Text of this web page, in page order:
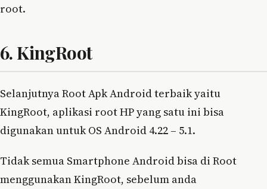
root.
6. KingRoot
Selanjutnya Root Apk Android terbaik yaitu
KingRoot, aplikasi root HP yang satu ini bisa
digunakan untuk OS Android 4.22 – 5.1.
Tidak semua Smartphone Android bisa di Root
menggunakan KingRoot, sebelum anda